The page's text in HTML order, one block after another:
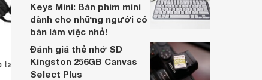
tai Kanen IP600
Tai nghe chụp tai Sennheiser
Keys Mini: Bàn phím mini
dành cho những người có
bàn làm việc nhỏ!
Đánh giá thẻ nhớ SD
Kingston 256GB Canvas
Select Plus